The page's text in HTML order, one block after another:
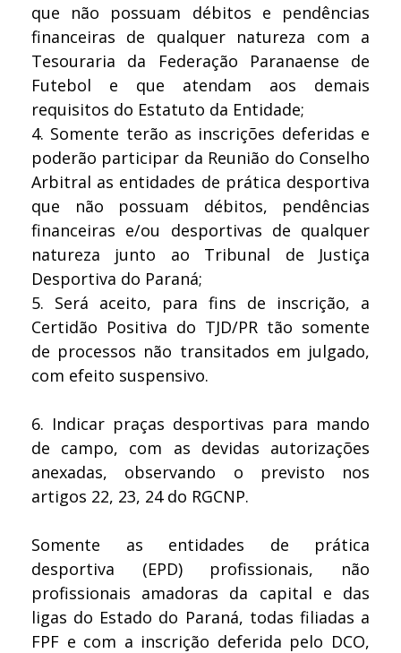
que não possuam débitos e pendências
financeiras de qualquer natureza com a
Tesouraria da Federação Paranaense de
Futebol e que atendam aos demais
requisitos do Estatuto da Entidade;
4. Somente terão as inscrições deferidas e
poderão participar da Reunião do Conselho
Arbitral as entidades de prática desportiva
que não possuam débitos, pendências
financeiras e/ou desportivas de qualquer
natureza junto ao Tribunal de Justiça
Desportiva do Paraná;
5. Será aceito, para fins de inscrição, a
Certidão Positiva do TJD/PR tão somente
de processos não transitados em julgado,
com efeito suspensivo.
6. Indicar praças desportivas para mando
de campo, com as devidas autorizações
anexadas, observando o previsto nos
artigos 22, 23, 24 do RGCNP.
Somente as entidades de prática
desportiva (EPD) profissionais, não
profissionais amadoras da capital e das
ligas do Estado do Paraná, todas filiadas a
FPF e com a inscrição deferida pelo DCO,